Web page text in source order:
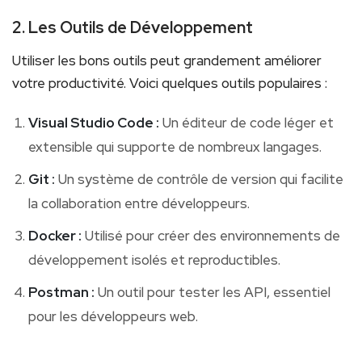
2. Les Outils de Développement
Utiliser les bons outils peut grandement améliorer⁣
votre productivité. ‌Voici quelques outils populaires ⁣:
Visual Studio Code⁣ : Un éditeur de code léger ⁤et
extensible qui supporte de nombreux langages.
Git : Un ‌système de contrôle de version qui facilite
la collaboration entre développeurs.
Docker : Utilisé pour créer des ⁢environnements de
développement isolés ⁣et reproductibles.
Postman : Un outil pour tester les API, essentiel
pour les développeurs⁢ web.